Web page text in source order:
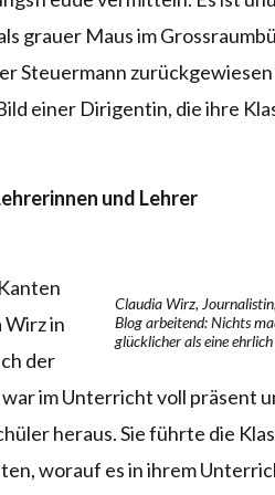
grauer Maus im
Steuermann zurückgewiesen
einer Dirigentin, die ihre
und Lehrer
Claudia Wirz,
Blog arbeitend: Nichts
glücklicher als eine
in
der
im Unterricht voll präsent
heraus. Sie führte die
worauf es in ihrem